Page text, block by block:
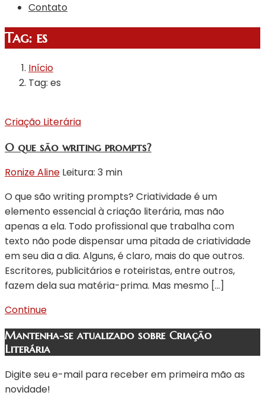
Contato
Tag: es
Início
Tag: es
Criação Literária
O que são writing prompts?
Ronize Aline Leitura: 3 min
O que são writing prompts? Criatividade é um
elemento essencial à criação literária, mas não
apenas a ela. Todo profissional que trabalha com
texto não pode dispensar uma pitada de criatividade
em seu dia a dia. Alguns, é claro, mais do que outros.
Escritores, publicitários e roteiristas, entre outros,
fazem dela sua matéria-prima. Mas mesmo […]
Continue
Mantenha-se atualizado sobre Criação
Literária
Digite seu e-mail para receber em primeira mão as
novidade!